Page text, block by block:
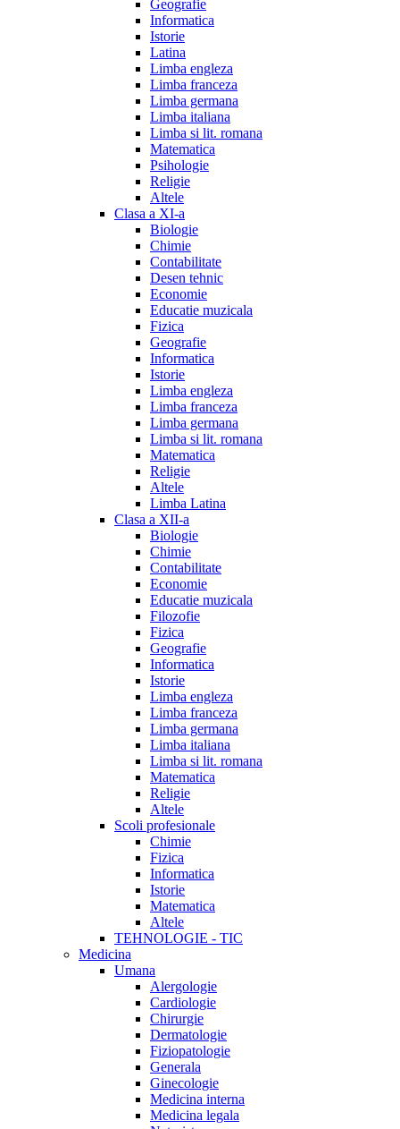
Geografie
Informatica
Istorie
Latina
Limba engleza
Limba franceza
Limba germana
Limba italiana
Limba si lit. romana
Matematica
Psihologie
Religie
Altele
Clasa a XI-a
Biologie
Chimie
Contabilitate
Desen tehnic
Economie
Educatie muzicala
Fizica
Geografie
Informatica
Istorie
Limba engleza
Limba franceza
Limba germana
Limba si lit. romana
Matematica
Religie
Altele
Limba Latina
Clasa a XII-a
Biologie
Chimie
Contabilitate
Economie
Educatie muzicala
Filozofie
Fizica
Geografie
Informatica
Istorie
Limba engleza
Limba franceza
Limba germana
Limba italiana
Limba si lit. romana
Matematica
Religie
Altele
Scoli profesionale
Chimie
Fizica
Informatica
Istorie
Matematica
Altele
TEHNOLOGIE - TIC
Medicina
Umana
Alergologie
Cardiologie
Chirurgie
Dermatologie
Fiziopatologie
Generala
Ginecologie
Medicina interna
Medicina legala